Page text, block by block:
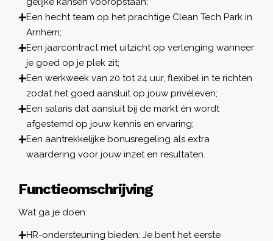
Een hecht team op het prachtige Clean Tech Park in
Arnhem;
Een jaarcontract met uitzicht op verlenging wanneer
je goed op je plek zit;
Een werkweek van 20 tot 24 uur, flexibel in te richten
zodat het goed aansluit op jouw privéleven;
Een salaris dat aansluit bij de markt én wordt
afgestemd op jouw kennis en ervaring;
Een aantrekkelijke bonusregeling als extra
waardering voor jouw inzet en resultaten.
Functieomschrijving
Wat ga je doen:
HR-ondersteuning bieden: Je bent het eerste